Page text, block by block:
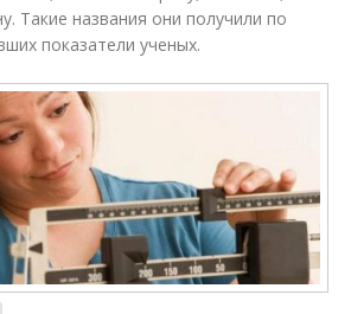
Такие названия они получили по
показатели ученых.